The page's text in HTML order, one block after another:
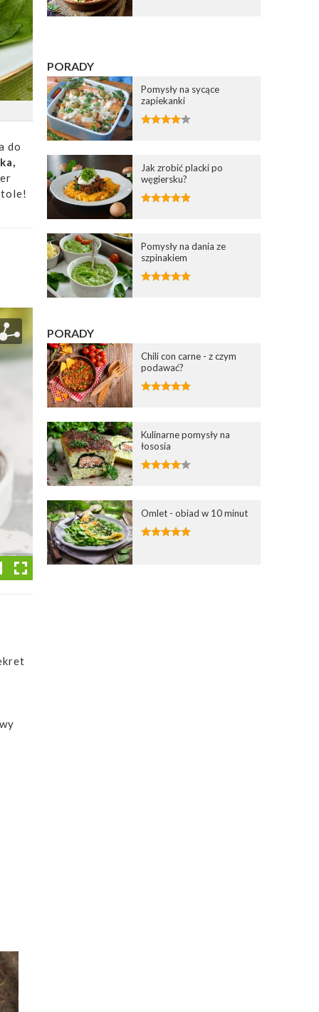
do
PORADY
Pomysły na sycące
zapiekanki
Jak zrobić placki po
węgiersku?
Pomysły na dania ze
szpinakiem
PORADY
Chili con carne - z czym
podawać?
Kulinarne pomysły na
łososia
Omlet - obiad w 10 minut